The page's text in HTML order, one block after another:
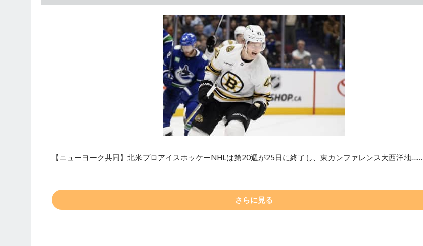
【ニューヨーク共同】北米プロアイスホッケーNHLは第20週が25日に終了し、東カンファレンス大西洋地……
さらに見る